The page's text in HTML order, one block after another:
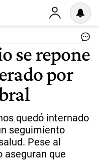
se repone
por
quedó internado
seguimiento
Pese al
aseguran que